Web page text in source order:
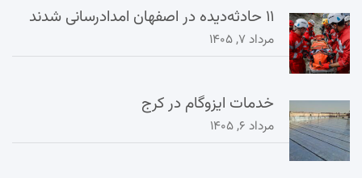
۱۱ حادثه‌دیده در اصفهان امدادرسانی شدند
مرداد ۷, ۱۴۰۵
خدمات ایزوگام در کرج
مرداد ۶, ۱۴۰۵